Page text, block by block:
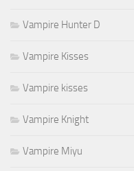
Vampire Hunter D
Vampire Kisses
Vampire kisses
Vampire Knight
Vampire Miyu